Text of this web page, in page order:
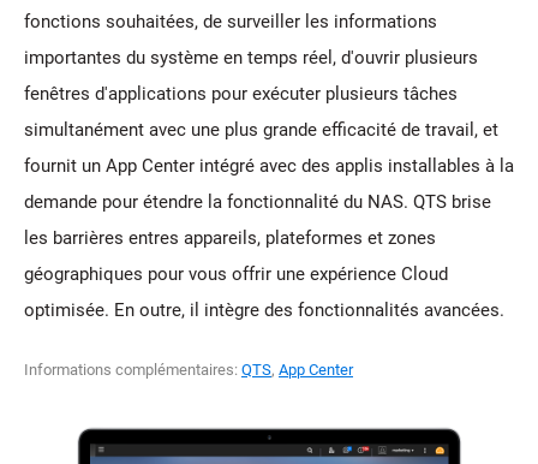
fonctions souhaitées, de surveiller les informations
importantes du système en temps réel, d'ouvrir plusieurs
fenêtres d'applications pour exécuter plusieurs tâches
simultanément avec une plus grande efficacité de travail, et
fournit un App Center intégré avec des applis installables à la
demande pour étendre la fonctionnalité du NAS. QTS brise
les barrières entres appareils, plateformes et zones
géographiques pour vous offrir une expérience Cloud
optimisée. En outre, il intègre des fonctionnalités avancées.
Informations complémentaires: QTS, App Center